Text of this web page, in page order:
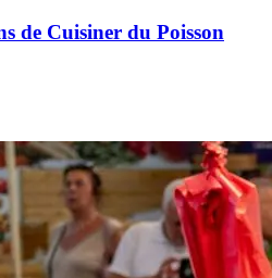
de Cuisiner du Poisson